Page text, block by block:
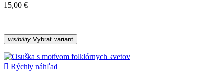
15,00 €
visibility Vybrať variant
 Rýchly náhľad